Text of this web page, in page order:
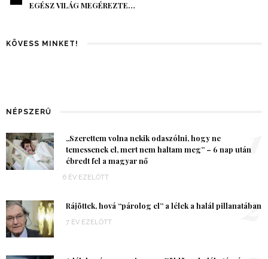
EGÉSZ VILÁG MEGÉREZTE…
KÖVESS MINKET!
NÉPSZERŰ
„Szerettem volna nekik odaszólni, hogy ne
temessenek el, mert nem haltam meg” – 6 nap után
ébredt fel a magyar nő
6 ÉV EZELŐTT
1
Rájöttek, hová “párolog el” a lélek a halál pillanatában
7 ÉV EZELŐTT 2